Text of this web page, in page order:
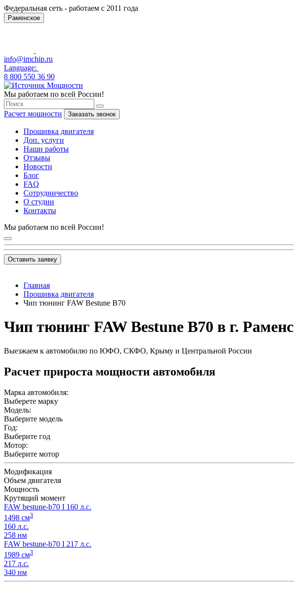
Федеральная сеть - работаем с 2011 года
Раменское
info@imchip.ru
Language:
8 800 550 36 90
Мы работаем по всей России!
Расчет мощности Заказать звонок
Прошивка двигателя
Доп. услуги
Наши работы
Отзывы
Новости
Блог
FAQ
Сотрудничество
О студии
Контакты
Мы работаем по всей России!
Оставить заявку
Главная
Прошивка двигателя
Чип тюнинг FAW Bestune B70
Чип тюнинг FAW Bestune B70 в г.
Выезжаем к автомобилю по ЮФО, СКФО, Крыму и Центральной России
Расчет прироста мощности автомобиля
Марка автомобиля:
Выберете марку
Модель:
Выберите модель
Год:
Выберите год
Мотор:
Выберите мотор
Модификация
Объем двигателя
Мощность
Крутящий момент
FAW bestune-b70 I 160 л.с.
1498 см3
160 л.с.
258 нм
FAW bestune-b70 I 217 л.с.
1989 см3
217 л.с.
340 нм